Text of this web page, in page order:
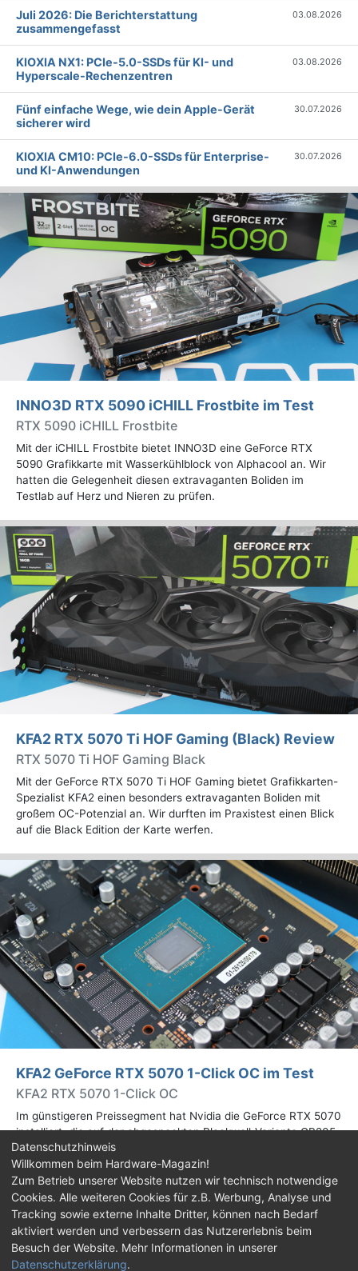
Juli 2026: Die Bericht­erstattung
zusammengefasst
03.08.2026
KIOXIA NX1: PCIe-5.0-SSDs für KI- und
Hyperscale-Rechenzentren
03.08.2026
Fünf einfache Wege, wie dein Apple-Gerät
sicherer wird
30.07.2026
KIOXIA CM10: PCIe-6.0-SSDs für Enterprise-
und KI-Anwendungen
30.07.2026
INNO3D RTX 5090 iCHILL Frostbite im Test
RTX 5090 iCHILL Frostbite
Mit der iCHILL Frostbite bietet INNO3D eine GeForce RTX
5090 Grafikkarte mit Wasserkühlblock von Alphacool an. Wir
hatten die Gelegenheit diesen extravaganten Boliden im
Testlab auf Herz und Nieren zu prüfen.
KFA2 RTX 5070 Ti HOF Gaming (Black) Review
RTX 5070 Ti HOF Gaming Black
Mit der GeForce RTX 5070 Ti HOF Gaming bietet Grafikkarten-
Spezialist KFA2 einen besonders extravaganten Boliden mit
großem OC-Potenzial an. Wir durften im Praxistest einen Blick
auf die Black Edition der Karte werfen.
KFA2 GeForce RTX 5070 1-Click OC im Test
KFA2 RTX 5070 1-Click OC
Im günstigeren Preissegment hat Nvidia die GeForce RTX 5070
installiert, die auf der abgespeckten Blackwell-Variante GB205
basiert. Wir haben uns ein Custom-Design von Hersteller KFA2
im Test genauer angesehen.
Impressum| Kontakt |Jobs |Datenschutz |
Consent‑Einstellungen |Haftungsausschluss
Feed Facebook
Datenschutzhinweis
Willkommen beim Hardware-Magazin!
Zum Betrieb unserer Website nutzen wir technisch notwendige
Cookies. Alle weiteren Cookies für z.B. Werbung, Analyse und
Tracking sowie externe Inhalte Dritter, können nach Bedarf
aktiviert werden und verbessern das Nutzererlebnis beim
Besuch der Website. Mehr Informationen in unserer
Datenschutzerklärung.